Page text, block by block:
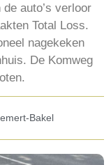
auto’s verloor
Total Loss.
nagekeken
De Komweg
Bakel